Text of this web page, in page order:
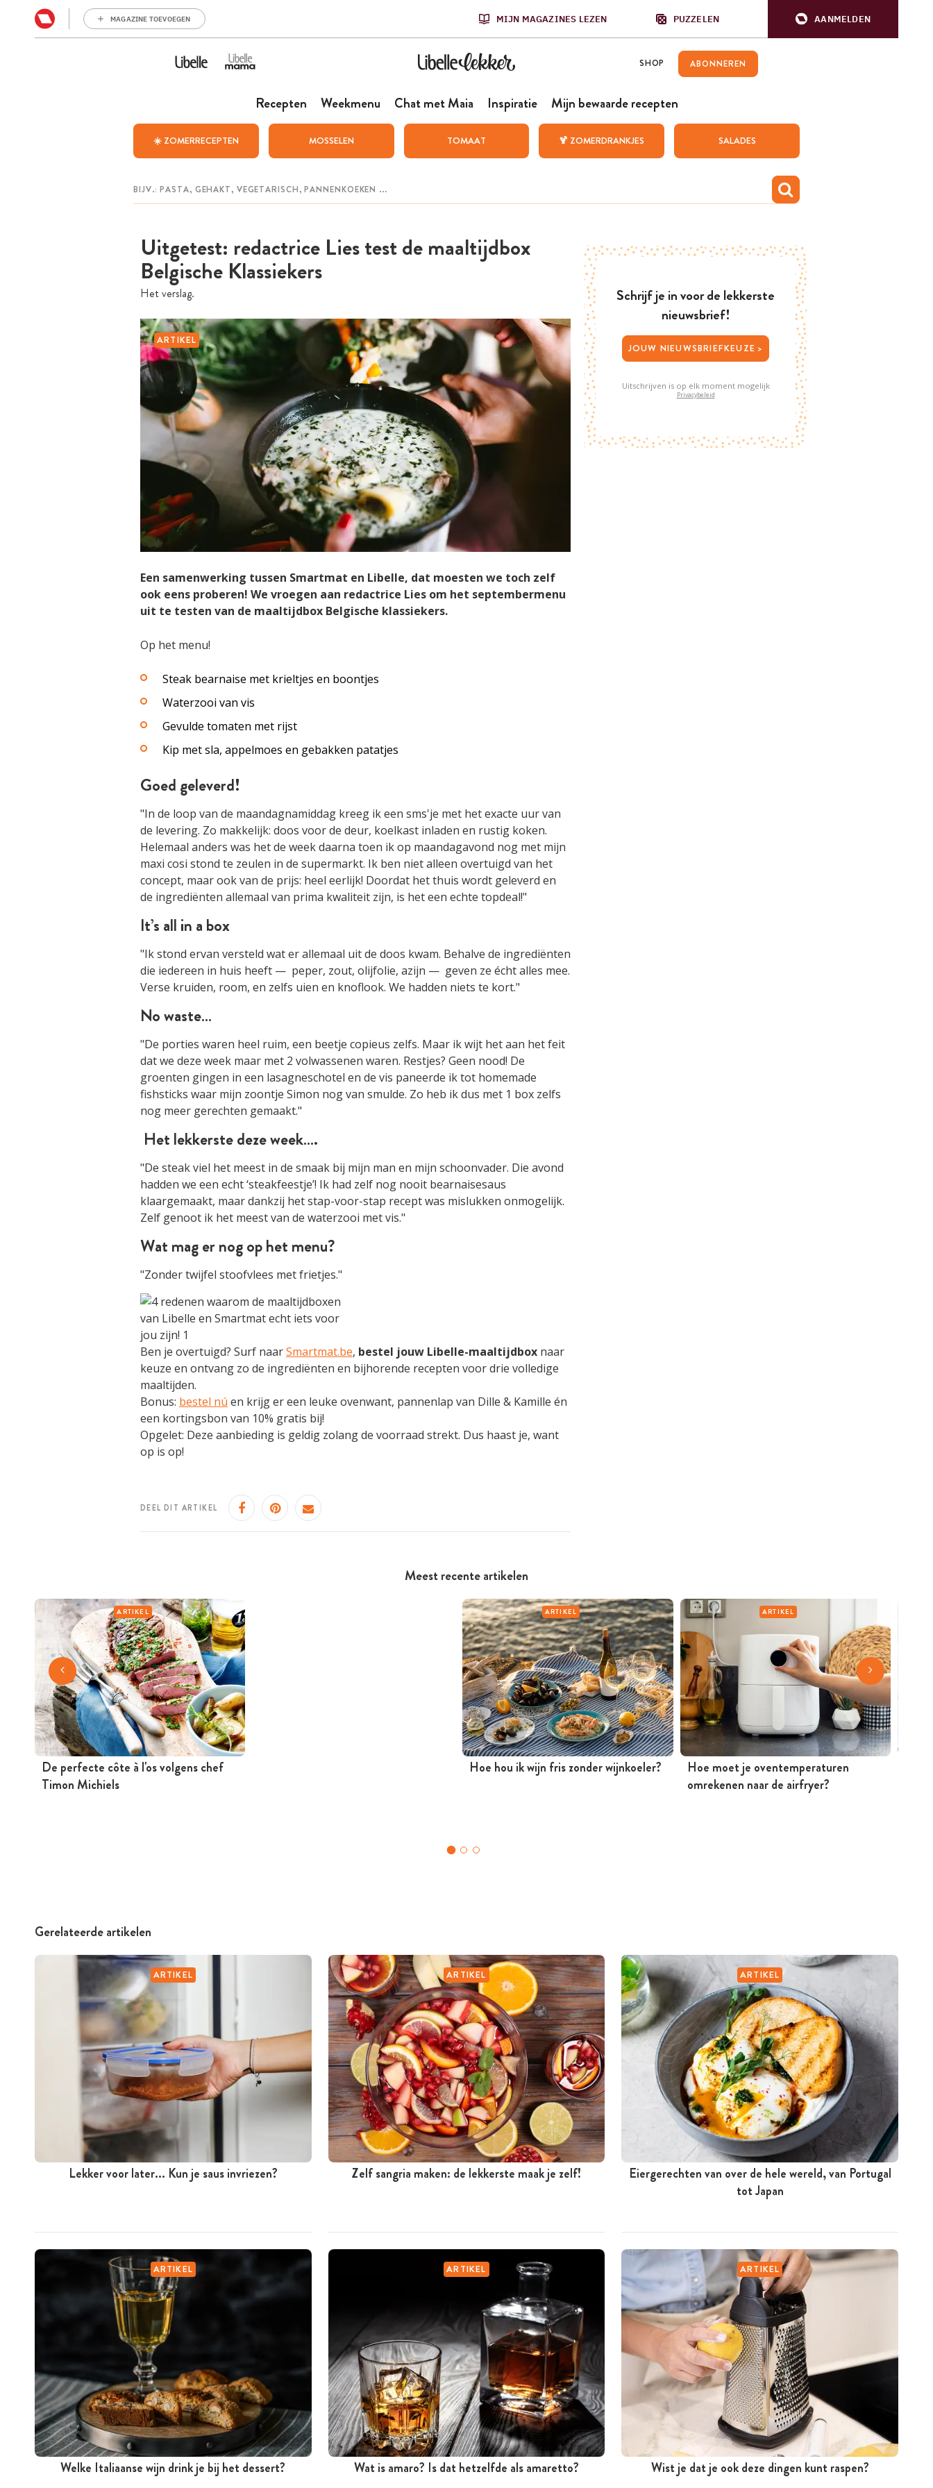
MAGAZINE TOEVOEGEN MIJN MAGAZINES LEZEN PUZZELEN AANMELDEN
SHOP ABONNEREN
Recepten Weekmenu Chat met Maia Inspiratie Mijn bewaarde recepten
☀️ ZOMERRECEPTEN MOSSELEN TOMAAT 🍹 ZOMERDRANKJES SALADES
Meest recente artikelen
ARTIKEL
De perfecte côte à l'os volgens chef
Timon Michiels
ARTIKEL
Hoe hou ik wijn fris zonder wijnkoeler?
ARTIKEL
Hoe moet je oventemperaturen
omrekenen naar de airfryer?
Uitgetest: redactrice Lies test de maaltijdbox
Belgische Klassiekers
Het verslag.
ARTIKEL
Een samenwerking tussen Smartmat en Libelle, dat moesten we toch zelf
ook eens proberen! We vroegen aan redactrice Lies om het septembermenu
uit te testen van de maaltijdbox Belgische klassiekers.
Op het menu!
Steak bearnaise met krieltjes en boontjes
Waterzooi van vis
Gevulde tomaten met rijst
Kip met sla, appelmoes en gebakken patatjes
Goed geleverd!
"In de loop van de maandagnamiddag kreeg ik een sms'je met het exacte uur van
de levering. Zo makkelijk: doos voor de deur, koelkast inladen en rustig koken.
Helemaal anders was het de week daarna toen ik op maandagavond nog met mijn
maxi cosi stond te zeulen in de supermarkt. Ik ben niet alleen overtuigd van het
concept, maar ook van de prijs: heel eerlijk! Doordat het thuis wordt geleverd en
de ingrediënten allemaal van prima kwaliteit zijn, is het een echte topdeal!"
It’s all in a box
"Ik stond ervan versteld wat er allemaal uit de doos kwam. Behalve de ingrediënten
die iedereen in huis heeft — peper, zout, olijfolie, azijn — geven ze écht alles mee.
Verse kruiden, room, en zelfs uien en knoflook. We hadden niets te kort."
No waste…
"De porties waren heel ruim, een beetje copieus zelfs. Maar ik wijt het aan het feit
dat we deze week maar met 2 volwassenen waren. Restjes? Geen nood! De
groenten gingen in een lasagneschotel en de vis paneerde ik tot homemade
fishsticks waar mijn zoontje Simon nog van smulde. Zo heb ik dus met 1 box zelfs
nog meer gerechten gemaakt."
Het lekkerste deze week….
"De steak viel het meest in de smaak bij mijn man en mijn schoonvader. Die avond
hadden we een echt ‘steakfeestje’! Ik had zelf nog nooit bearnaisesaus
klaargemaakt, maar dankzij het stap-voor-stap recept was mislukken onmogelijk.
Zelf genoot ik het meest van de waterzooi met vis."
Wat mag er nog op het menu?
"Zonder twijfel stoofvlees met frietjes."
Ben je overtuigd? Surf naarSmartmat.be, bestel jouw Libelle-maaltijdbox naar
keuze en ontvang zo de ingrediënten en bijhorende recepten voor drie volledige
maaltijden.
Bonus: bestel nú en krijg er een leuke ovenwant, pannenlap van Dille & Kamille én
een kortingsbon van 10% gratis bij!
Opgelet: Deze aanbieding is geldig zolang de voorraad strekt. Dus haast je, want
op is op!
DEEL DIT ARTIKEL
Schrijf je in voor de lekkerste
nieuwsbrief!
JOUW NIEUWSBRIEFKEUZE >
Uitschrijven is op elk moment mogelijk
Privacybeleid
Gerelateerde artikelen
ARTIKEL
Lekker voor later... Kun je saus invriezen?
ARTIKEL
Zelf sangria maken: de lekkerste maak je zelf!
ARTIKEL
Eiergerechten van over de hele wereld, van Portugal
tot Japan
ARTIKEL
Welke Italiaanse wijn drink je bij het dessert?
ARTIKEL
Wat is amaro? Is dat hetzelfde als amaretto?
ARTIKEL
Wist je dat je ook deze dingen kunt raspen?